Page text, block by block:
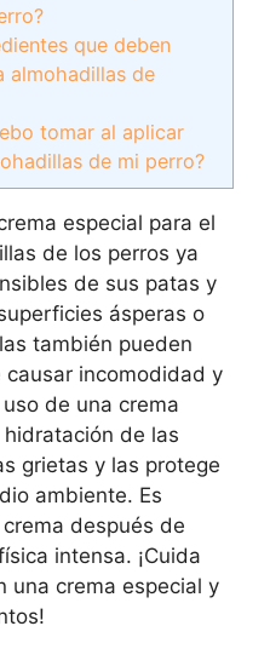
que deben
almohadillas de
tomar al aplicar
de mi perro?
especial para el
de los perros ya
de sus patas y
ásperas o
también pueden
incomodidad y
de una crema
de las
grietas y las protege
ambiente. Es
después de
intensa. ¡Cuida
una crema especial y